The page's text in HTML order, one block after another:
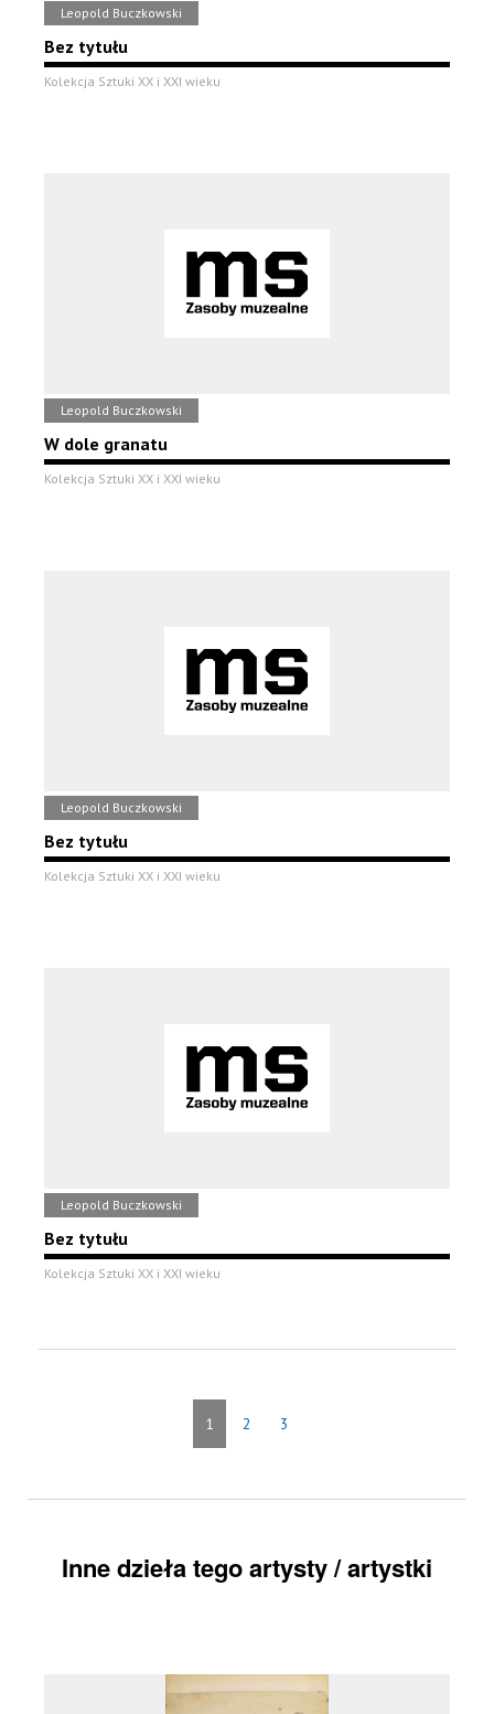
Leopold Buczkowski
Bez tytułu
Kolekcja Sztuki XX i XXI wieku
Leopold Buczkowski
W dole granatu
Kolekcja Sztuki XX i XXI wieku
Leopold Buczkowski
Bez tytułu
Kolekcja Sztuki XX i XXI wieku
Leopold Buczkowski
Bez tytułu
Kolekcja Sztuki XX i XXI wieku
1 2 3
Inne dzieła tego artysty / artystki